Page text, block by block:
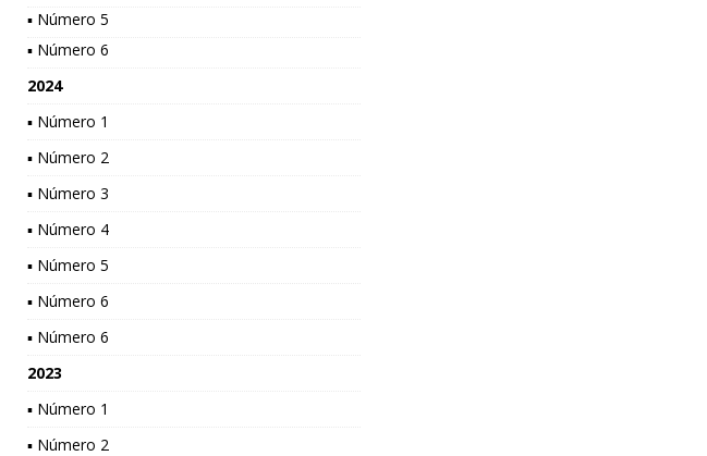
▪ Número 5
▪ Número 6
2024
▪ Número 1
▪ Número 2
▪ Número 3
▪ Número 4
▪ Número 5
▪ Número 6
▪ Número 6
2023
▪ Número 1
▪ Número 2